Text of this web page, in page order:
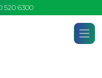
520 6300